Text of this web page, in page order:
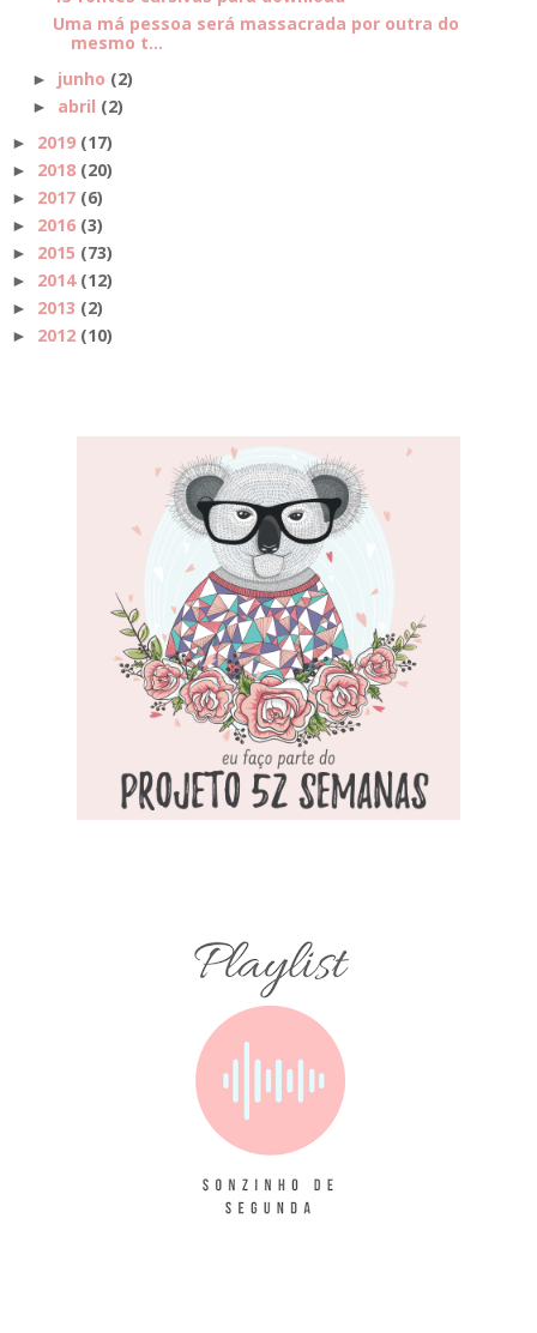
Uma má pessoa será massacrada por outra do
mesmo t...
► junho (2)
► abril (2)
► 2019 (17)
► 2018 (20)
► 2017 (6)
► 2016 (3)
► 2015 (73)
► 2014 (12)
► 2013 (2)
► 2012 (10)